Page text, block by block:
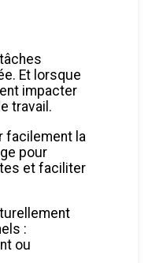
Et lorsque
impacter
travail.
facilement la
pour
et faciliter
:
ou